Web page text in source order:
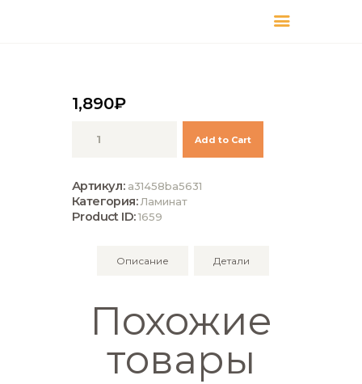
О БРЕНДЕ
ГДЕ КУПИТЬ
1,890₽
Kronotex
D3224
Дуб
Атлас
Add to Cart
Артикул: a31458ba5631
Категория: Ламинат
Product ID:1659
Описание Детали
Похожие
товары